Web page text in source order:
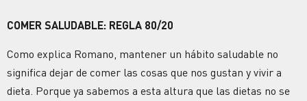
COMER SALUDABLE: REGLA 80/20
Como explica Romano, mantener un hábito saludable no
significa dejar de comer las cosas que nos gustan y vivir a
dieta. Porque ya sabemos a esta altura que las dietas no se